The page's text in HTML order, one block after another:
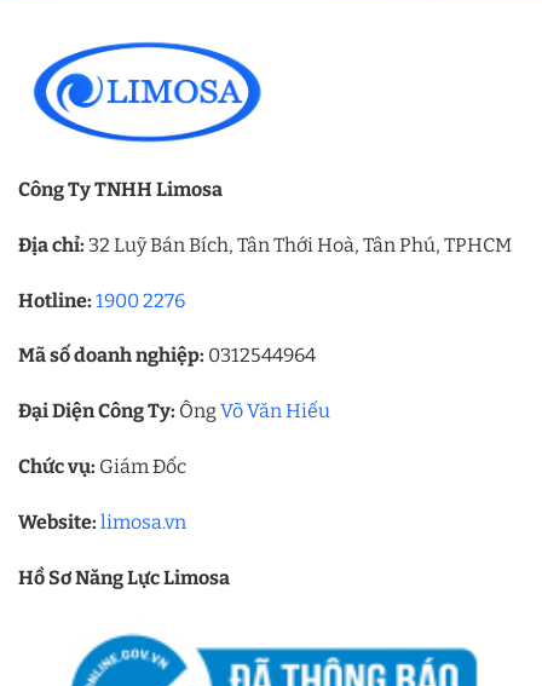
Công Ty TNHH Limosa
Địa chỉ: 32 Luỹ Bán Bích, Tân Thới Hoà, Tân Phú, TPHCM
Hotline: 1900 2276
Mã số doanh nghiệp: 0312544964
Đại Diện Công Ty: ÔngVõ Văn Hiếu
Chức vụ: Giám Đốc
Website: limosa.vn
Hồ Sơ Năng Lực Limosa